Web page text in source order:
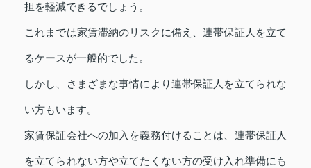
担を軽減できるでしょう。
これまでは家賃滞納のリスクに備え、連帯保証人を立て
るケースが一般的でした。
しかし、さまざまな事情により連帯保証人を立てられな
い方もいます。
家賃保証会社への加入を義務付けることは、連帯保証人
を立てられない方や立てたくない方の受け入れ準備にも